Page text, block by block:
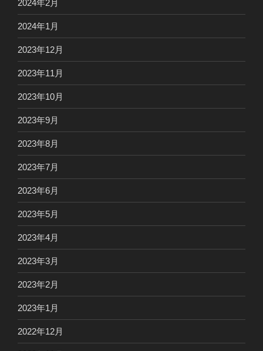
2024年2月
2024年1月
2023年12月
2023年11月
2023年10月
2023年9月
2023年8月
2023年7月
2023年6月
2023年5月
2023年4月
2023年3月
2023年2月
2023年1月
2022年12月